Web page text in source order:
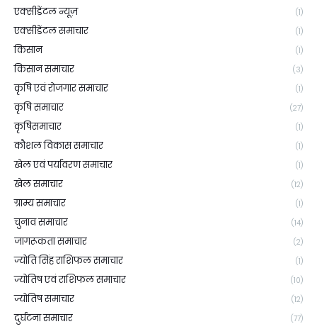
एक्सीडेंटल न्यूज़ (1)
एक्सीडेंटल समाचार (1)
किसान (1)
किसान समाचार (3)
कृषि एवं रोजगार समाचार (1)
कृषि समाचार (27)
कृषिसमाचार (1)
कौशल विकास समाचार (1)
खेल एवं पर्यावरण समाचार (1)
खेल समाचार (12)
ग्राम्य समाचार (1)
चुनाव समाचार (14)
जागरूकता समाचार (2)
ज्योति सिंह राशिफल समाचार (1)
ज्योतिष एवं राशिफल समाचार (10)
ज्योतिष समाचार (12)
दुर्घटना समाचार (77)